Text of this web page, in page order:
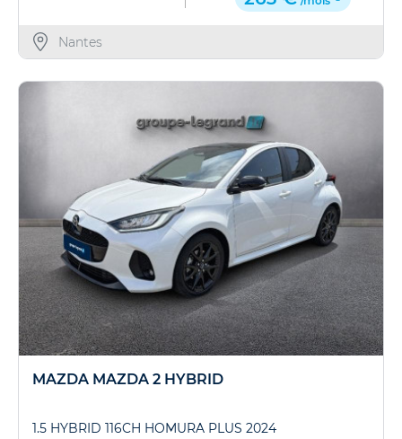
Nantes
MAZDA MAZDA 2 HYBRID
1.5 HYBRID 116CH HOMURA PLUS 2024